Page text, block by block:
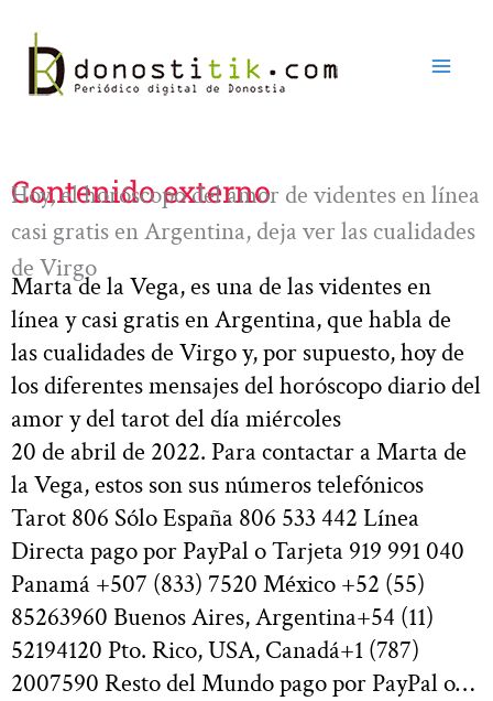
contenido
Contenido externo
Hoy, el horóscopo del amor de videntes en línea
casi gratis en Argentina, deja ver las cualidades
de Virgo
Marta de la Vega, es una de las videntes en
línea y casi gratis en Argentina, que habla de
las cualidades de Virgo y, por supuesto, hoy de
los diferentes mensajes del horóscopo diario del
amor y del tarot del día miércoles
20 de abril de 2022. Para contactar a Marta de
la Vega, estos son sus números telefónicos
Tarot 806 Sólo España 806 533 442 Línea
Directa pago por PayPal o Tarjeta 919 991 040
Panamá +507 (833) 7520 México +52 (55)
85263960 Buenos Aires, Argentina+54 (11)
52194120 Pto. Rico, USA, Canadá+1 (787)
2007590 Resto del Mundo pago por PayPal o…